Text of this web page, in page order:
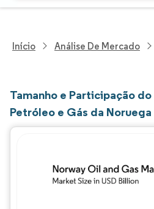
Início Análise De Mercado
Tamanho e Participação
Petróleo e Gás da Noruega